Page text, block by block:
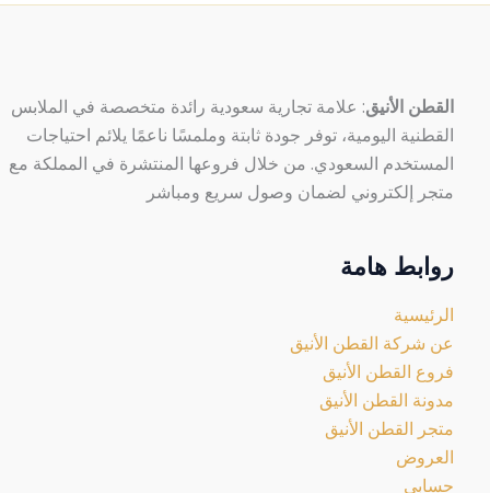
المنتج
القطن الأنيق: علامة تجارية سعودية رائدة متخصصة في الملابس
القطنية اليومية، توفر جودة ثابتة وملمسًا ناعمًا يلائم احتياجات
المستخدم السعودي. من خلال فروعها المنتشرة في المملكة مع
متجر إلكتروني لضمان وصول سريع ومباشر
روابط هامة
الرئيسية
عن شركة القطن الأنيق
فروع القطن الأنيق
مدونة القطن الأنيق
متجر القطن الأنيق
العروض
حسابي